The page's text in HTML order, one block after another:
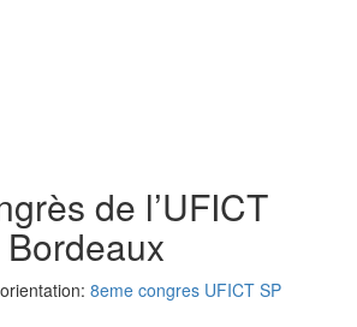
de l’UFICT
8eme congres UFICT SP